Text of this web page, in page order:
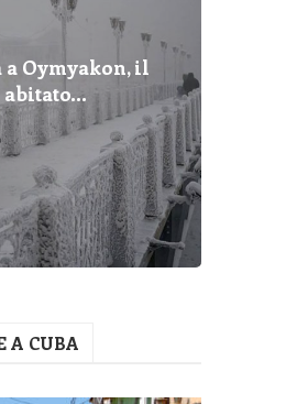
a Oymyakon, il
A CUBA